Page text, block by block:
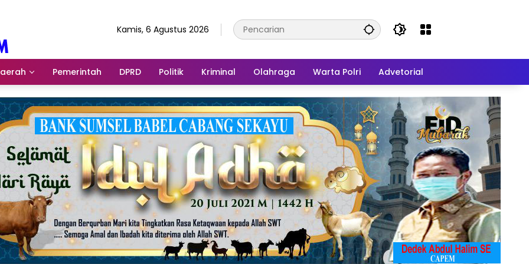
Kamis, 6 Agustus 2026
Pemerintah DPRD Politik Kriminal Olahraga Warta Polri Advetorial